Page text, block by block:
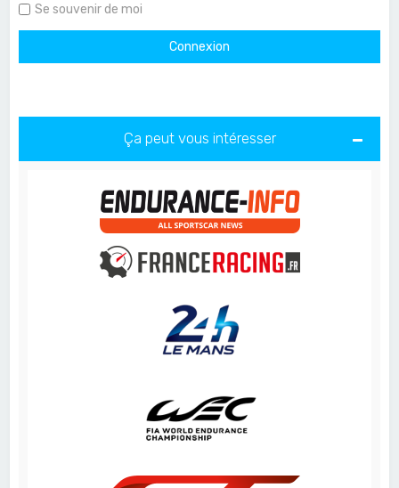
Se souvenir de moi
Ça peut vous intéresser